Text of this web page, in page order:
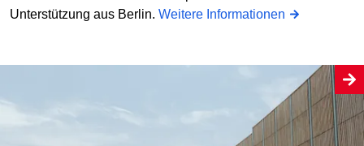
Unterstützung aus Berlin. Weitere Informationen